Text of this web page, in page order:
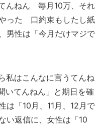
んねん 毎月10万、それ
った 口約束もしたし紙
男性は「今月だけマジで
私はこんなに言うてんね
いてんねん」と期日を確
は「10月、11月、12月で
い返信に、女性は「10